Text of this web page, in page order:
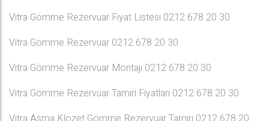
Vitra Gömme Rezervuar Fiyat Listesi 0212 678 20 30
Vitra Gömme Rezervuar 0212 678 20 30
Vitra Gömme Rezervuar Montajı 0212 678 20 30
Vitra Gömme Rezervuar Tamiri Fiyatları 0212 678 20 30